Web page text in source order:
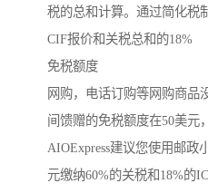
税的总和计算。通过简化税
CIF报价和关税总和的18%
免税额度
网购，电话订购等网购商品
间馈赠的免税额度在50美元
AIOExpress建议您使用邮政
元缴纳60%的关税和18%的